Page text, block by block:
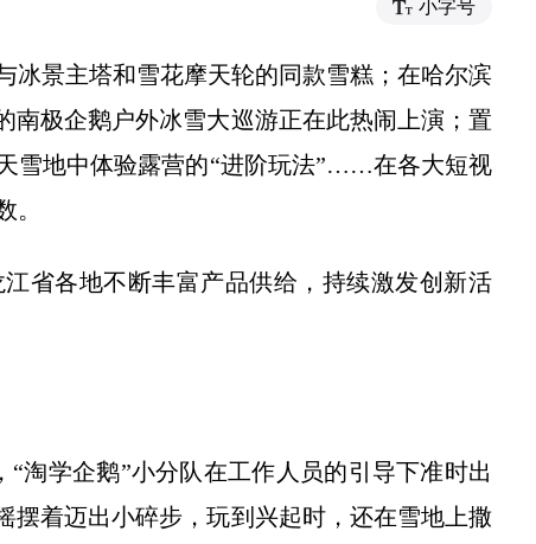
小字号
冰景主塔和雪花摩天轮的同款雪糕；在哈尔滨
南极企鹅户外冰雪大巡游正在此热闹上演；置
雪地中体验露营的“进阶玩法”……在各大短视
。
省各地不断丰富产品供给，持续激发创新活
淘学企鹅”小分队在工作人员的引导下准时出
摆着迈出小碎步，玩到兴起时，还在雪地上撒